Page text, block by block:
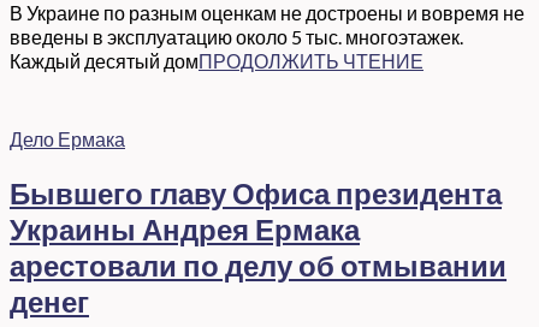
В Украине по разным оценкам не достроены и вовремя не
введены в эксплуатацию около 5 тыс. многоэтажек.
Каждый десятый домПРОДОЛЖИТЬ ЧТЕНИЕ
Дело Ермака
Бывшего главу Офиса президента
Украины Андрея Ермака
арестовали по делу об отмывании
денег